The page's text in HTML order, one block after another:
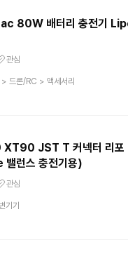
80W 배터리 충전기
품
관심
드론/RC > 액세서리
JST T 커넥터 리포
런스 충전기용)
품
관심
기기